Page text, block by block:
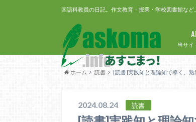
国語科教員の日記。作文教育・授業・学校図書館など。
当サイ
ホーム 読書 [読書]実践知と理論知で導く、
2024.08.24 読書